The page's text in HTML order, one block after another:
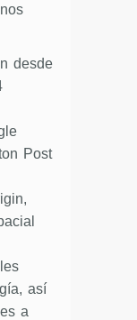
desde
Post
así
a